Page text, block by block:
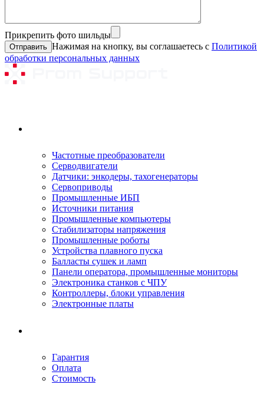
Прикрепить фото шильды
Нажимая на кнопку, вы соглашаетесь с Политикой
обработки персональных данных
Частотные преобразователи
Серводвигатели
Датчики: энкодеры, тахогенераторы
Сервоприводы
Промышленные ИБП
Источники питания
Промышленные компьютеры
Стабилизаторы напряжения
Промышленные роботы
Устройства плавного пуска
Балласты сушек и ламп
Панели оператора, промышленные мониторы
Электроника станков с ЧПУ
Контроллеры, блоки управления
Электронные платы
Гарантия
Оплата
Стоимость